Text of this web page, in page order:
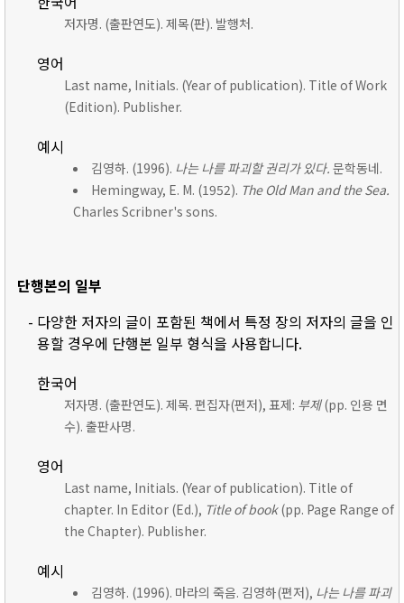
저자명. (출판연도). 제목(판). 발행처.
영어
Last name, Initials. (Year of publication). Title of Work
(Edition). Publisher.
예시
김영하. (1996). 나는 나를 파괴할 권리가 있다. 문학동네.
Hemingway, E. M. (1952). The Old Man and the Sea.
Charles Scribner's sons.
단행본의 일부
- 다양한 저자의 글이 포함된 책에서 특정 장의 저자의 글을 인
용할 경우에 단행본 일부 형식을 사용합니다.
한국어
저자명. (출판연도). 제목. 편집자(편저), 표제: 부제(pp. 인용 면
수). 출판사명.
영어
Last name, Initials. (Year of publication). Title of
chapter. In Editor (Ed.), Title of book(pp. Page Range of
the Chapter). Publisher.
예시
김영하. (1996). 마라의 죽음. 김영하(편저), 나는 나를 파괴